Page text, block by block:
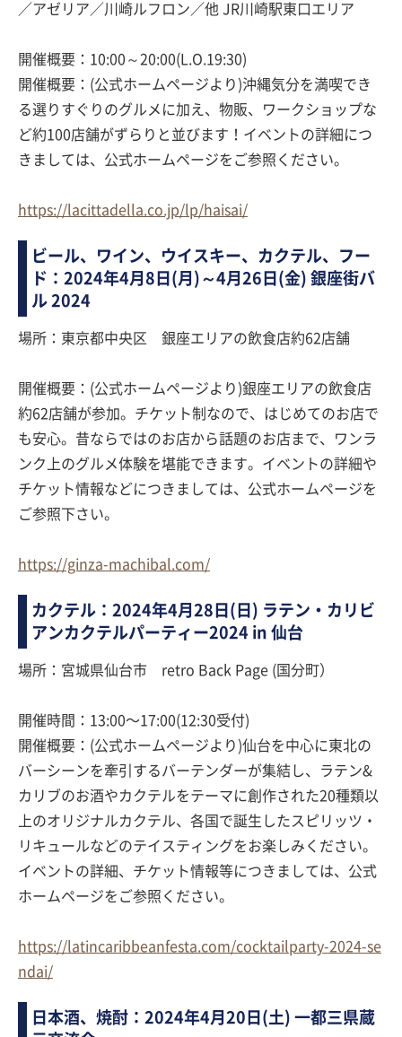
／アゼリア／川崎ルフロン／他 JR川崎駅東口エリア
開催概要：10:00～20:00(L.O.19:30)
開催概要：(公式ホームページより)沖縄気分を満喫でき
る選りすぐりのグルメに加え、物販、ワークショップな
ど約100店舗がずらりと並びます！イベントの詳細につ
きましては、公式ホームページをご参照ください。
https://lacittadella.co.jp/lp/haisai/
ビール、ワイン、ウイスキー、カクテル、フー
ド：2024年4月8日(月)～4月26日(金) 銀座街バ
ル 2024
場所：東京都中央区 銀座エリアの飲食店約62店舗
開催概要：(公式ホームページより)銀座エリアの飲食店
約62店舗が参加。チケット制なので、はじめてのお店で
も安心。昔ならではのお店から話題のお店まで、ワンラ
ンク上のグルメ体験を堪能できます。イベントの詳細や
チケット情報などにつきましては、公式ホームページを
ご参照下さい。
https://ginza-machibal.com/
カクテル：2024年4月28日(日) ラテン・カリビ
アンカクテルパーティー2024 in 仙台
場所：宮城県仙台市 retro Back Page (国分町）
開催時間：13:00〜17:00(12:30受付)
開催概要：(公式ホームページより)仙台を中心に東北の
バーシーンを牽引するバーテンダーが集結し、ラテン&
カリブのお酒やカクテルをテーマに創作された20種類以
上のオリジナルカクテル、各国で誕生したスピリッツ・
リキュールなどのテイスティングをお楽しみください。
イベントの詳細、チケット情報等につきましては、公式
ホームページをご参照ください。
https://latincaribbeanfesta.com/cocktailparty-2024-se
ndai/
日本酒、焼酎：2024年4月20日(土) 一都三県蔵